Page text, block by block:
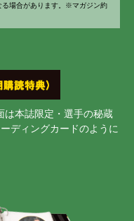
る場合があります。※マガジン約
は本誌限定・選手の秘蔵
ディングカードのように